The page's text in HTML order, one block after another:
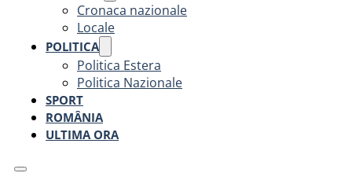
Cronaca nazionale
Locale
POLITICA
Politica Estera
Politica Nazionale
SPORT
ROMÂNIA
ULTIMA ORA